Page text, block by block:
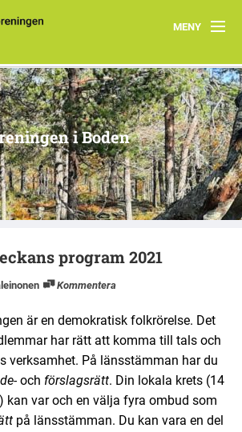
MENY
Hem
Om oss
Kontakta oss
Program
Årsmöte
Natursnokarna Boden
i Boden
program 2021
Kommentera
är en demokratisk folkrörelse. Det
har rätt att komma till tals och
verksamhet. På länsstämman har du
och förslagsrätt. Din lokala krets (14
kan var och en välja fyra ombud som
på länsstämman. Du kan vara en del